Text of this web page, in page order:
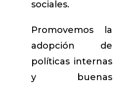
sociales.
Promovemos la
adopción de
políticas internas
y buenas